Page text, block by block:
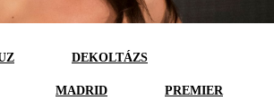
DEKOLTÁZS
MADRID PREMIER